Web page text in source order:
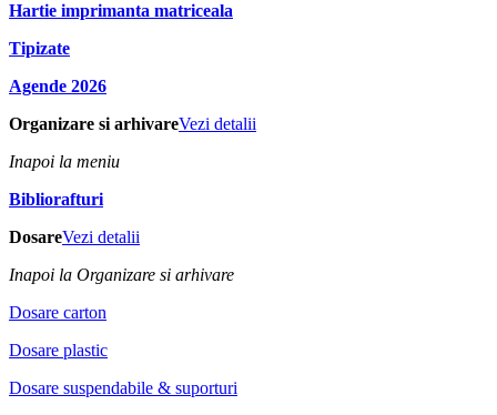
Hartie imprimanta matriceala
Tipizate
Agende 2026
Organizare si arhivareVezi detalii
Inapoi la meniu
Bibliorafturi
DosareVezi detalii
Inapoi la Organizare si arhivare
Dosare carton
Dosare plastic
Dosare suspendabile & suporturi